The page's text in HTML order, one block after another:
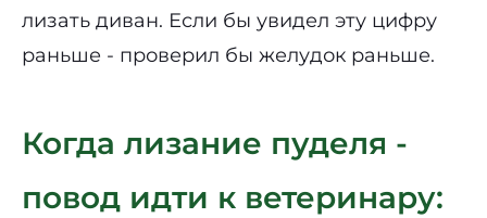
лизать диван. Если бы увидел эту цифру
раньше - проверил бы желудок раньше.
Когда лизание пуделя -
повод идти к ветеринару: